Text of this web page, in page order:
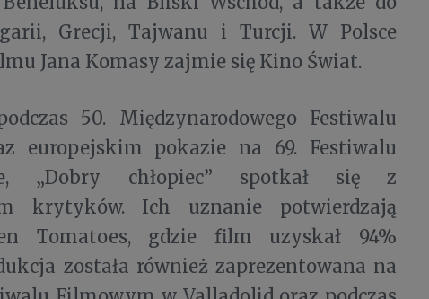
Grecji, Tajwanu i Turcji. W Polsce
Jana Komasy zajmie się Kino Świat.
50. Międzynarodowego Festiwalu
europejskim pokazie na 69. Festiwalu
„Dobry chłopiec” spotkał się z
krytyków. Ich uznanie potwierdzają
Tomatoes, gdzie film uzyskał 94%
została również zaprezentowana na